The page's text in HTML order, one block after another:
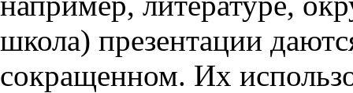
школа) презентации
сокращенном. Их